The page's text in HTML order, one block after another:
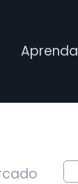
Aprenda